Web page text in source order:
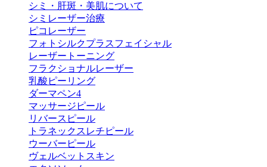
シミ・肝斑・美肌について
シミレーザー治療
ピコレーザー
フォトシルクプラスフェイシャル
レーザートーニング
フラクショナルレーザー
乳酸ピーリング
ダーマペン4
マッサージピール
リバースピール
トラネックスレチピール
ウーバーピール
ヴェルベットスキン